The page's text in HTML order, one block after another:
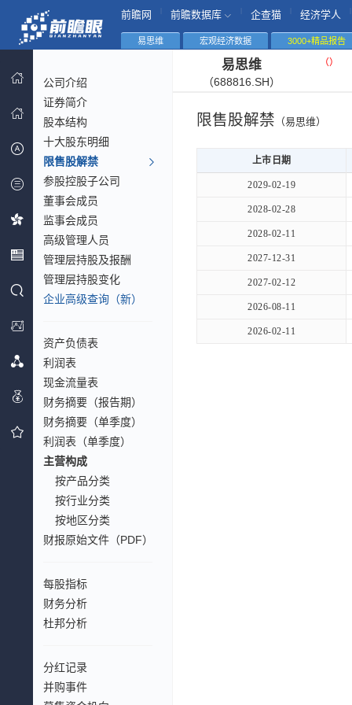
前瞻网 前瞻数据库 企查猫 经济学人
易思维 宏观经济数据 3000+精品报告
公司介绍
证券简介
股本结构
十大股东明细
限售股解禁
参股控股子公司
董事会成员
监事会成员
高级管理人员
管理层持股及报酬
管理层持股变化
企业高级查询（新）
资产负债表
利润表
现金流量表
财务摘要（报告期）
财务摘要（单季度）
利润表（单季度）
主营构成
按产品分类
按行业分类
按地区分类
财报原始文件（PDF）
每股指标
财务分析
杜邦分析
分红记录
并购事件
易思维
（688816.SH）
（）
限售股解禁 （易思维）
上市日期
2029-02-19
2028-02-28
2028-02-11
2027-12-31
2027-02-12
2026-08-11
2026-02-11